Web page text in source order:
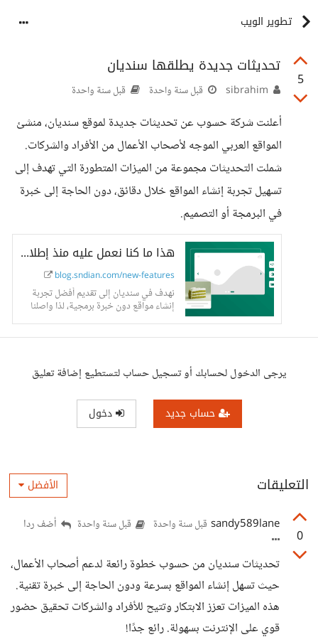
تطوير الويب
5
تحديثات جديدة يطلقها سنديان
قبل سنة واحدة قبل سنة واحدة
أعلنت شركة حسوب عن تحديثات جديدة لموقع سنديان، منشئ
المواقع العربي الموجه لأصحاب الأعمال من الأفراد والشركات.
شملت التحديثات مجموعة من الميزات المتطورة التي تهدف إلى
تسهيل تجربة إنشاء المواقع خلال دقائق، دون الحاجة إلى خبرة
في البرمجة أو التصميم.
هذا ما كنا نعمل عليه منذ إطلاق سنديان
blog.sndian.com/new-features
نهدف في سنديان إلى تقديم أفضل تجربة
إنشاء مواقع دون خبرة برمجية، لذا واصلنا
تطوير العديد من الميزات التي تلبي تطلعات
يرجى الدخول لحسابك أو تسجيل حساب لتستطيع إضافة تعليق
حساب جديد دخول
التعليقات الأفضل
0
sandy589lane قبل سنة واحدة قبل سنة واحدة أضف ردا
تحديثات سنديان من حسوب خطوة رائعة لدعم أصحاب الأعمال،
حيث تسهل إنشاء المواقع بسرعة ودون الحاجة إلى خبرة تقنية.
هذه الميزات تعزز الابتكار وتتيح للأفراد والشركات تحقيق حضور
قوي على الإنترنت بسهولة. رائع جدًا!